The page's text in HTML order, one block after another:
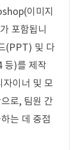
이미지
포함됩니
(PPT) 및 다
등)를 제작
자이너 및 모
로, 팀원 간
는 데 중점